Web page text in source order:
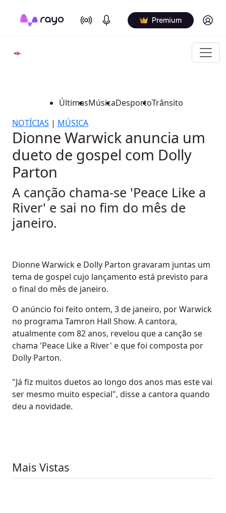
On Air Podcasts Premium Log in
ÚltimasMúsicaDesportoTrânsito
NOTÍCIAS | MÚSICA
Dionne Warwick anuncia um
dueto de gospel com Dolly
Parton
A canção chama-se 'Peace Like a
River' e sai no fim do mês de
janeiro.
Dionne Warwick e Dolly Parton gravaram juntas um
tema de gospel cujo lançamento está previsto para
o final do mês de janeiro.
O anúncio foi feito ontem, 3 de janeiro, por Warwick
no programa Tamron Hall Show. A cantora,
atualmente com 82 anos, revelou que a canção se
chama 'Peace Like a River' e que foi composta por
Dolly Parton.
"Já fiz muitos duetos ao longo dos anos mas este vai
ser mesmo muito especial", disse a cantora quando
deu a novidade.
Mais Vistas